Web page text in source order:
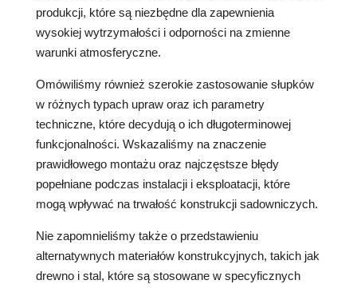
produkcji, które są niezbędne dla zapewnienia
wysokiej wytrzymałości i odporności na zmienne
warunki atmosferyczne.
Omówiliśmy również szerokie zastosowanie słupków
w różnych typach upraw oraz ich parametry
techniczne, które decydują o ich długoterminowej
funkcjonalności. Wskazaliśmy na znaczenie
prawidłowego montażu oraz najczęstsze błędy
popełniane podczas instalacji i eksploatacji, które
mogą wpływać na trwałość konstrukcji sadowniczych.
Nie zapomnieliśmy także o przedstawieniu
alternatywnych materiałów konstrukcyjnych, takich jak
drewno i stal, które są stosowane w specyficznych